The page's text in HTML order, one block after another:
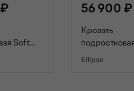
Soft
56 900 ₽
Кровать
(бежевый/
Ellipse